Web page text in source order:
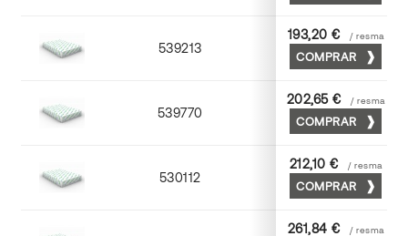
539213 72 x 102
193,20 € / resma
COMPRAR
539770 70 x 100
202,65 € / resma
COMPRAR
530112 72 x 102
212,10 € / resma
COMPRAR
261,84 € / resma